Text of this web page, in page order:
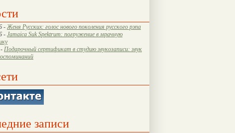
- Женя Русских: голос нового поколения русского рэпа
- Jamaica Suk Spektrum: погружение в мрачную
Подарочный сертификат в студию звукозаписи: звук
записи